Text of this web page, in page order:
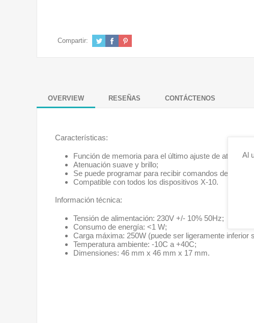
Compartir:
OVERVIEW RESEÑAS CONTÁCTENOS
Características:
Función de memoria para el último ajuste de
Atenuación suave y brillo;
Se puede programar para recibir comandos de grupo
Compatible con todos los dispositivos X-10.
Información técnica:
Tensión de alimentación: 230V +/- 10% 50Hz;
Consumo de energía: <1 W;
Carga máxima: 250W (puede ser ligeramente
Temperatura ambiente: -10C a +40C;
Dimensiones: 46 mm x 46 mm x 17 mm.
Al